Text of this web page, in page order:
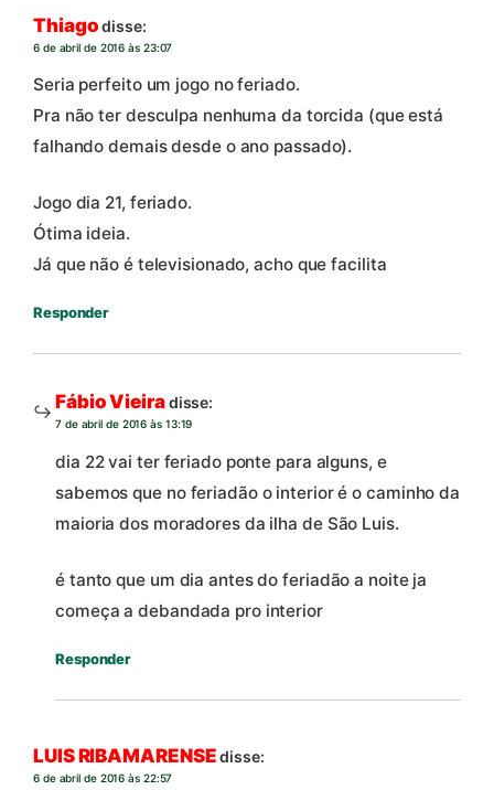
Thiagodisse:
6 de abril de 2016 às 23:07
Seria perfeito um jogo no feriado.
Pra não ter desculpa nenhuma da torcida (que está
falhando demais desde o ano passado).
Jogo dia 21, feriado.
Ótima ideia.
Já que não é televisionado, acho que facilita
Responder
Fábio Vieiradisse:
7 de abril de 2016 às 13:19
dia 22 vai ter feriado ponte para alguns, e
sabemos que no feriadão o interior é o caminho da
maioria dos moradores da ilha de São Luis.
é tanto que um dia antes do feriadão a noite ja
começa a debandada pro interior
Responder
LUIS RIBAMARENSEdisse:
6 de abril de 2016 às 22:57